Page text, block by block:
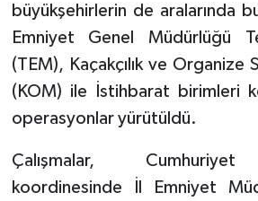
büyükşehirlerin de aralarında
Emniyet Genel Müdürlüğü
(TEM), Kaçakçılık ve Organize
(KOM) ile İstihbarat birimleri
operasyonlar yürütüldü.
Çalışmalar, Cumhuriyet
koordinesinde İl Emniyet